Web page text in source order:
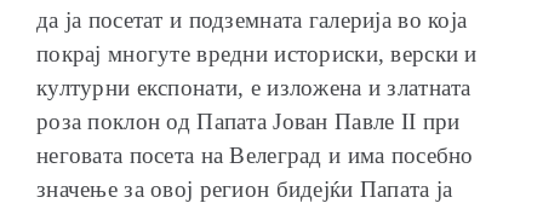
да ја посетат и подземната галерија во која
покрај многуте вредни историски, верски и
културни експонати, е изложена и златната
роза поклон од Папата Јован Павле II при
неговата посета на Велеград и има посебно
значење за овој регион бидејќи Папата ја